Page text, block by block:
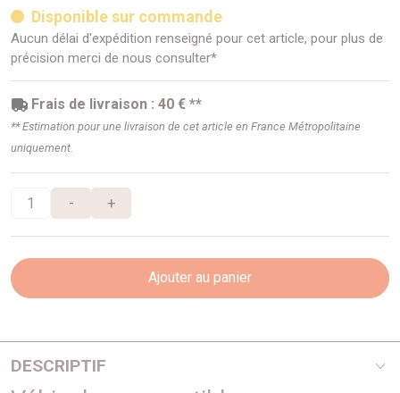
Disponible sur commande
Aucun délai d'expédition renseigné pour cet article, pour plus de
précision merci de nous consulter*
Frais de livraison : 40 € **
** Estimation pour une livraison de cet article en France Métropolitaine
uniquement.
- +
Ajouter au panier
DESCRIPTIF